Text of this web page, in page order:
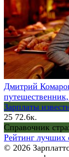
Дмитрий
Зарплаты
25 72.6к.
Справочник
Рейтинг лучших
© 2026